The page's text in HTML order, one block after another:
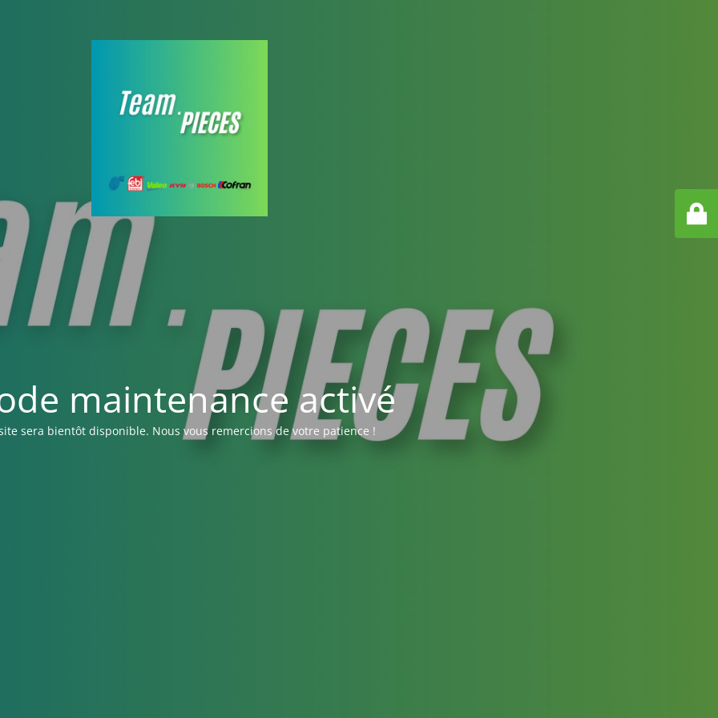
maintenance activé
sera bientôt disponible. Nous vous remercions de votre patience !